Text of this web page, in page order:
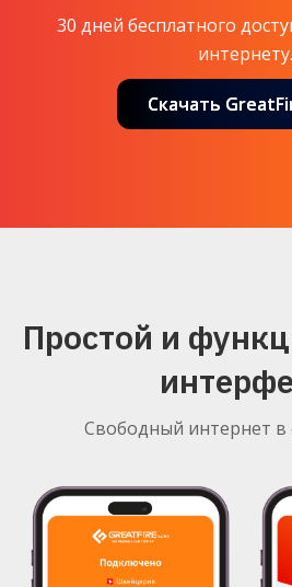
30 дней бесплатного
интернету.
Скачать
Скачать
Простой и
Свободный интернет в